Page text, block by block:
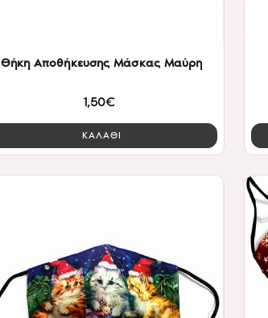
Θήκη Αποθήκευσης Μάσκας Μαύρη
1,50€
ΚΑΛΑΘΙ